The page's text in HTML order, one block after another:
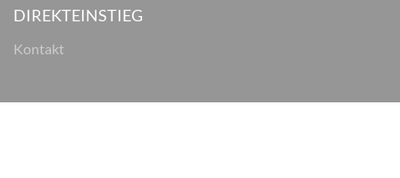
DIREKTEINSTIEG
Kontakt